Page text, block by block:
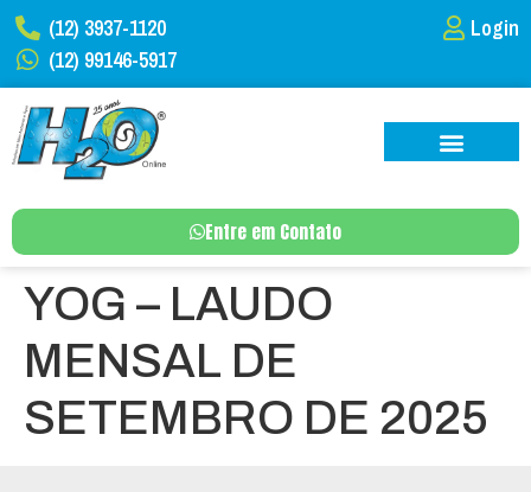
(12) 3937-1120
(12) 99146-5917
Login
Entre em Contato
YOG – LAUDO
MENSAL DE
SETEMBRO DE 2025